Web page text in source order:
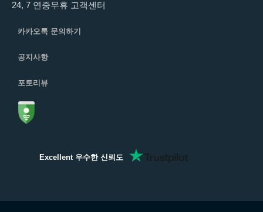
24, 7 연중무휴 고객센터
카카오톡 문의하기
공지사항
포토리뷰
Excellent 우수한 신뢰도